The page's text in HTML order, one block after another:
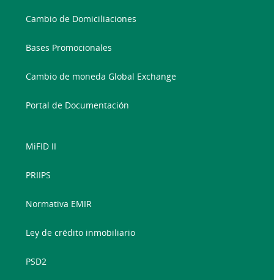
Cambio de Domiciliaciones
Bases Promocionales
Cambio de moneda Global Exchange
Portal de Documentación
MiFID II
PRIIPS
Normativa EMIR
Ley de crédito inmobiliario
PSD2